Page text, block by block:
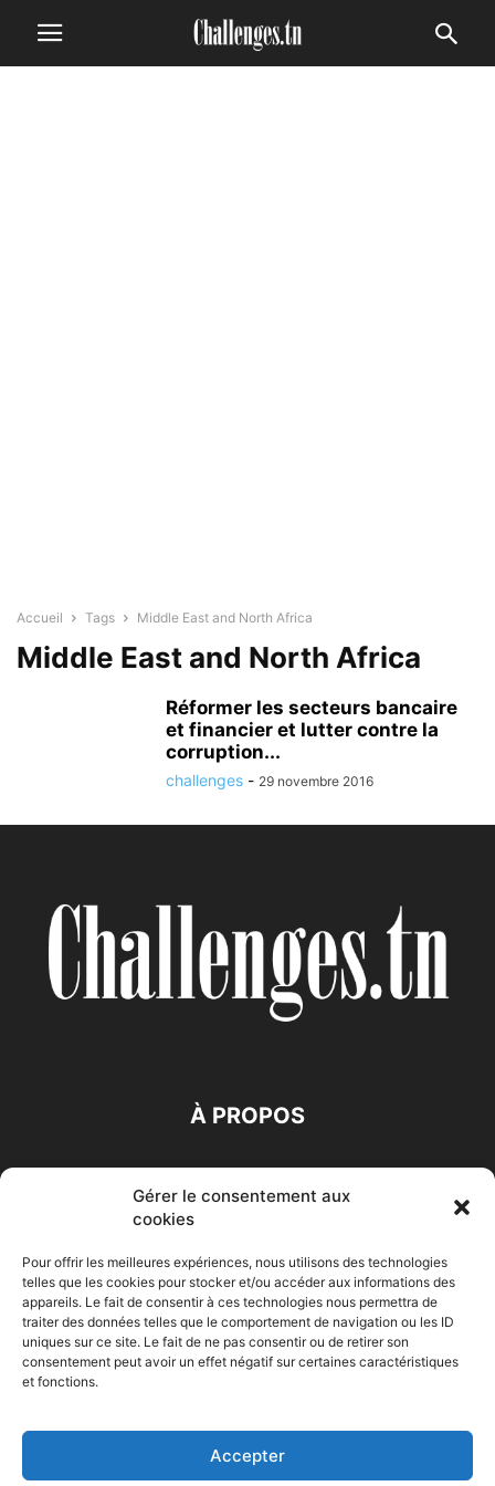
Gérer le consentement aux
cookies
Pour offrir les meilleures expériences, nous utilisons des technologies
telles que les cookies pour stocker et/ou accéder aux informations des
appareils. Le fait de consentir à ces technologies nous permettra de
traiter des données telles que le comportement de navigation ou les ID
uniques sur ce site. Le fait de ne pas consentir ou de retirer son
consentement peut avoir un effet négatif sur certaines caractéristiques
et fonctions.
Accepter
Accueil Tags Middle East and North Africa
Middle East and North Africa
Réformer les secteurs bancaire
et financier et lutter contre la
corruption...
challenges - 29 novembre 2016
À PROPOS
Accueil Economie Entreprises Entrepreneur
Maghreb
© Challenges.tn By AAKOM.DIGITAL